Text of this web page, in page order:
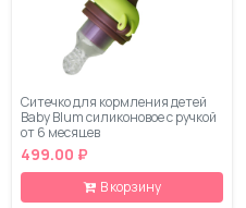
Ситечко для кормления детей
Baby Blum силиконовое с ручкой
от 6 месяцев
499.00 ₽
В корзину